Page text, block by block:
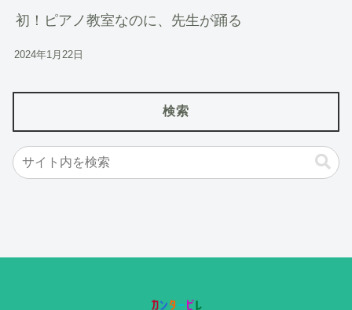
初！ピアノ教室なのに、先生が踊る
2024年1月22日
検索